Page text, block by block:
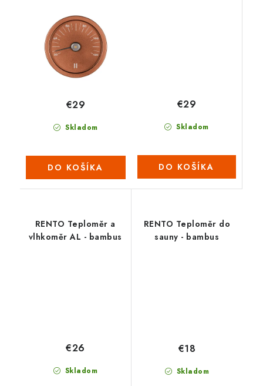
Skladom
€29
DO KOŠÍKA
Skladom
€29
DO KOŠÍKA
RENTO Teploměr a
vlhkoměr AL - bambus
Skladom
€26
RENTO Teploměr do
sauny - bambus
Skladom
€18